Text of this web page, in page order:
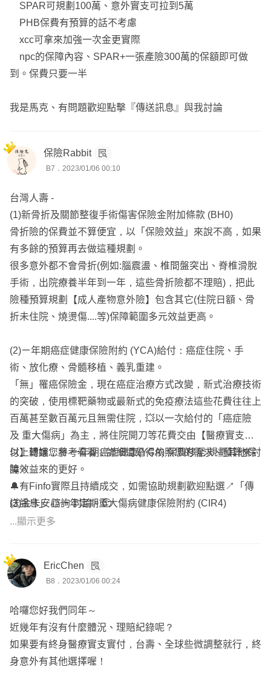
終身險保障終身的前提是能夠20年順利繳費完，如果中間
遇到問題繳不起了，這商品也沒有保單價值準備金可以減額
繳清，變得只能認賠殺出而已
現在才29歲
未來遇到對的人也是會改變想法
您的預算遠高於行情，很多業務看到預算大概就覺得心癢癢
了
但我認為身為從業人員就得看得比客戶遠，替客戶著想他們
可能沒設想到的事情
✨關於我
我在111年通過人身/財產保險經紀人國家考試，並非一般保
險業務員
全台灣有近40萬名保險業務員，但截至目前為止取得保險
經紀人雙照的人不到2500人
因經紀人考試類科有保險法學及申論題撰寫，會相對於一般
業務員考試來的有鑑別度
⭕️有豐富核保經驗，可協助處理體況件，曾協助不少有體
況客戶完成保險規劃
障客戶應有的權益
✅99%以上客戶來自網路社群，只講真話、客觀積極
✅專長條款分析、商品比較，讓你每分錢都花在刀口上
✅研究低保費高保障的罐頭保單數年，全台各地皆有保戶，
服務不限於單一地區
SPAR可規劃100萬、意外實支可拉到5萬
PHB保費有預算的話不考慮
xcc可拿來加強一次金更實際
npc的保障內容、SPAR+一張產險300萬的保額即可做
到。保費只要一半
我是馬克、有問題歡迎點擊『傳送訊息』與我討論
保險Rabbit
B7．2023/01/06 00:10
台灣人壽 -
(1)新骨折及關節整復手術傷害保險金附加條款 (BH0)
骨折險的保費並不算便宜，以「保險效益」來說不高，如果
有多餘的預算再去做這種規劃。
很多意外都不會骨折(例如:腦震盪、椎間盤突出、脊椎滑脫
手術，出院療養半年到一年，這些骨折險都不理賠)，把此
險種預算規劃【成人產物意外險】包含其它(住院日額、骨
折未住院、燒燙傷....等)保障範圍多元效益更高。
(2)ㄧ年期癌症健康保險附約 (YCA)給付：癌症住院、手
術、放化療、骨髓移植、義乳重建。
「無」罹癌保險金，現在癌症治療方式改變，新式治療技術
的突破，使用標靶藥物或最新式的免疫療法這些花費往往上
百萬甚至數百萬元且無需住院，💥以一次給付的「癌症險
及 重大傷病」為主，將住院開刀等花費交由【醫療實支實
付】轉嫁，將 一年期癌症健康(YCA) 保費移至 規劃其他保
障效益來的更好。
(3)金卡安心一年定期重大傷病健康保險附約 (CIR4)
重大傷病推薦的是 全球人壽 - 醫卡讚重大傷病一年期健康
下來比CIR4少非常多，把台灣人壽-CIR4➡️取消，將重大傷
病主要規劃在全球人壽，XDE / 80萬。
----------
全球人壽 -
(1)加倍醫靠終身醫療健康保險 (PHB)
75歲以前就是一般終身醫療，無醫療雜費，75歲以後住院
病房費額度會提高，另外有醫療雜費20萬，但保費也較
以上建議您參考看看，詳細還是得依照您的需求、預算來討
論。
🔔有Finfo實際且持續成交，如需協助規劃歡迎點選↗️「傳
送訊息」 諮詢 討論。🙂
...顯示更多
EricChen
B8．2023/01/06 00:24
哈囉您好我們同年～
近幾年有沒有什麼體況、理賠紀錄呢？
如果要有終身醫療實支實付，台壽、全球些微調整就行，終
身意外有其他選擇喔！